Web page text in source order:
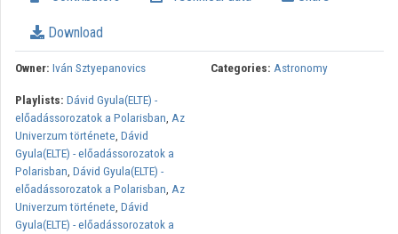
Download
Owner: Iván Sztyepanovics Categories: Astronomy
Playlists: Dávid Gyula(ELTE) -
előadássorozatok a Polarisban, Az
Univerzum története, Dávid
Gyula(ELTE) - előadássorozatok a
Polarisban, Dávid Gyula(ELTE) -
előadássorozatok a Polarisban, Az
Univerzum története, Dávid
Gyula(ELTE) - előadássorozatok a